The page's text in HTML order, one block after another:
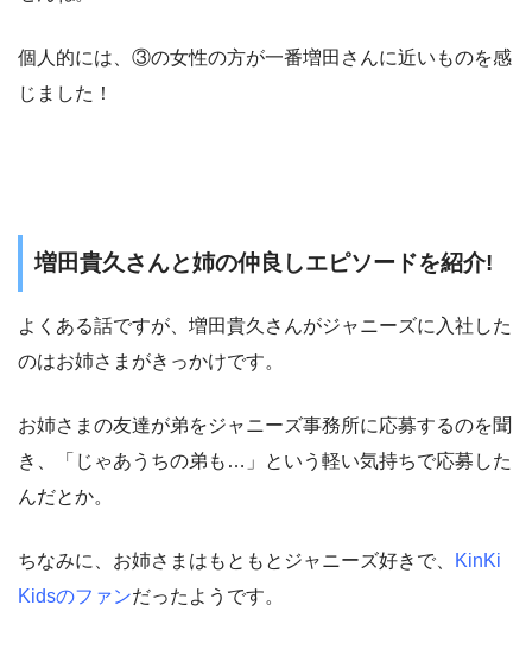
個人的には、③の女性の方が一番増田さんに近いものを感
じました！
増田貴久さんと姉の仲良しエピソードを紹介!
よくある話ですが、増田貴久さんがジャニーズに入社した
のはお姉さまがきっかけです。
お姉さまの友達が弟をジャニーズ事務所に応募するのを聞
き、「じゃあうちの弟も…」という軽い気持ちで応募した
んだとか。
ちなみに、お姉さまはもともとジャニーズ好きで、
KinKi
Kidsのファンだったようです。